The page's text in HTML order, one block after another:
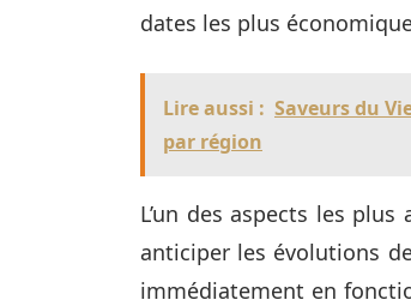
dates les plus
Lire aussi : Saveurs du
par région
L’un des aspects les
anticiper les évolutions
immédiatement en